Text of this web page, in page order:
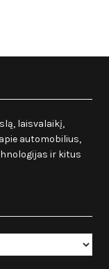
laisvalaikį,
automobilius,
ir kitus